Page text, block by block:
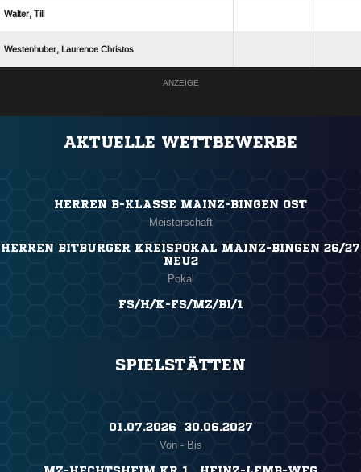
 
  
ANZEIGE
AKTUELLE WETTBEWERBE
HERREN B-KLASSE MAINZ-BINGEN OST
Meisterschaft
HERREN BITBURGER KREISPOKAL MAINZ-BINGEN 26/27
NEU2
Pokal
FS/H/K-FS/MZ/BI/1
SPIELSTÄTTEN
01.07.2026 ​ 30.06.2027
Von - Bis